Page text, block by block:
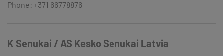
Phone: +371 66778876
K Senukai / AS Kesko Senukai Latvia